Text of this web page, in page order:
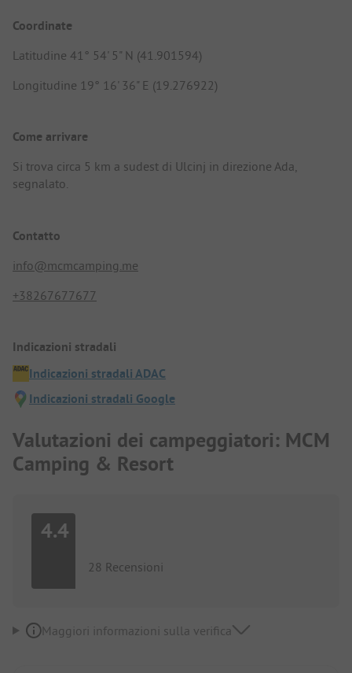
Coordinate
Latitudine 41° 54' 5" N (41.901594)
Longitudine 19° 16' 36" E (19.276922)
Come arrivare
Si trova circa 5 km a sudest di Ulcinj in direzione Ada,
segnalato.
Contatto
info@mcmcamping.me
+38267677677
Indicazioni stradali
Indicazioni stradali ADAC
Indicazioni stradali Google
Valutazioni dei campeggiatori: MCM
Camping & Resort
4.4
28 Recensioni
Maggiori informazioni sulla verifica